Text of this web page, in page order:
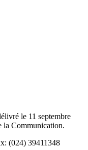
le 11 septembre
la Communication.
(024) 39411348